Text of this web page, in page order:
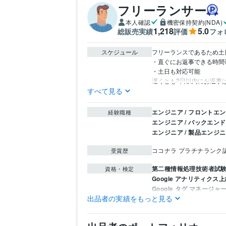
フリーランサー
本人確認 機密保持契約(NDA)
総販売実績1,218評価 5.0フォ
スケジュール
フリーランスであるため
・直ぐにお返事できる時
・土日も対応可能
遅くとも2日以内にお返事
すべて見る
経験職種
エンジニア / フロントエ
エンジニア / バックエン
エンジニア / 製品エンジ
受賞歴 ココナラ プラチナランク
資格・検定
第二種情報処理技術者試
Google アナリティクス
Google タグ マネージャ
Google アナリティクス
出品者の実績をもっと見る